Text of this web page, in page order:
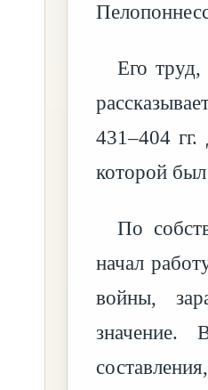
Его
431–404
которой
По
начал
войны,